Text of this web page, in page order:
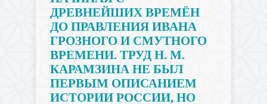
ДРЕВНЕЙШИХ ВРЕМЁН
ДО ПРАВЛЕНИЯ ИВАНА
ГРОЗНОГО И СМУТНОГО
ВРЕМЕНИ. ТРУД Н. М.
КАРАМЗИНА НЕ БЫЛ
ПЕРВЫМ ОПИСАНИЕМ
ИСТОРИИ РОССИИ, НО